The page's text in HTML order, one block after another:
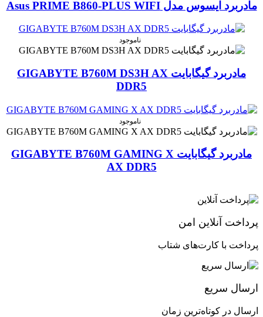
مادربرد ایسوس مدل Asus PRIME B860-PLUS WIFI
ناموجود
مادربرد گیگابایت GIGABYTE B760M DS3H AX
DDR5
ناموجود
مادربرد گیگابایت GIGABYTE B760M GAMING X
AX DDR5
پرداخت آنلاین امن
پرداخت با کارت‌های شتاب
ارسال سریع
ارسال در کوتاه‌ترین زمان